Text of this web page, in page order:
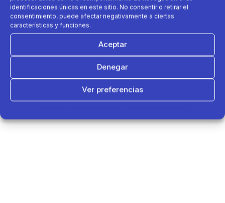
identificaciones únicas en este sitio. No consentir o retirar el
consentimiento, puede afectar negativamente a ciertas
características y funciones.
Aceptar
Denegar
Ver preferencias